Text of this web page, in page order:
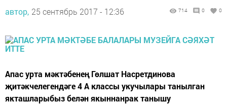
автор, 25 сентябрь 2017 - 12:36 714 0 0
Апас урта мәктәбенең Гөлшат Насретдинова
җитәкчелегендәге 4 А классы укучылары танылган
якташларыбыз белән якыннанрак танышу